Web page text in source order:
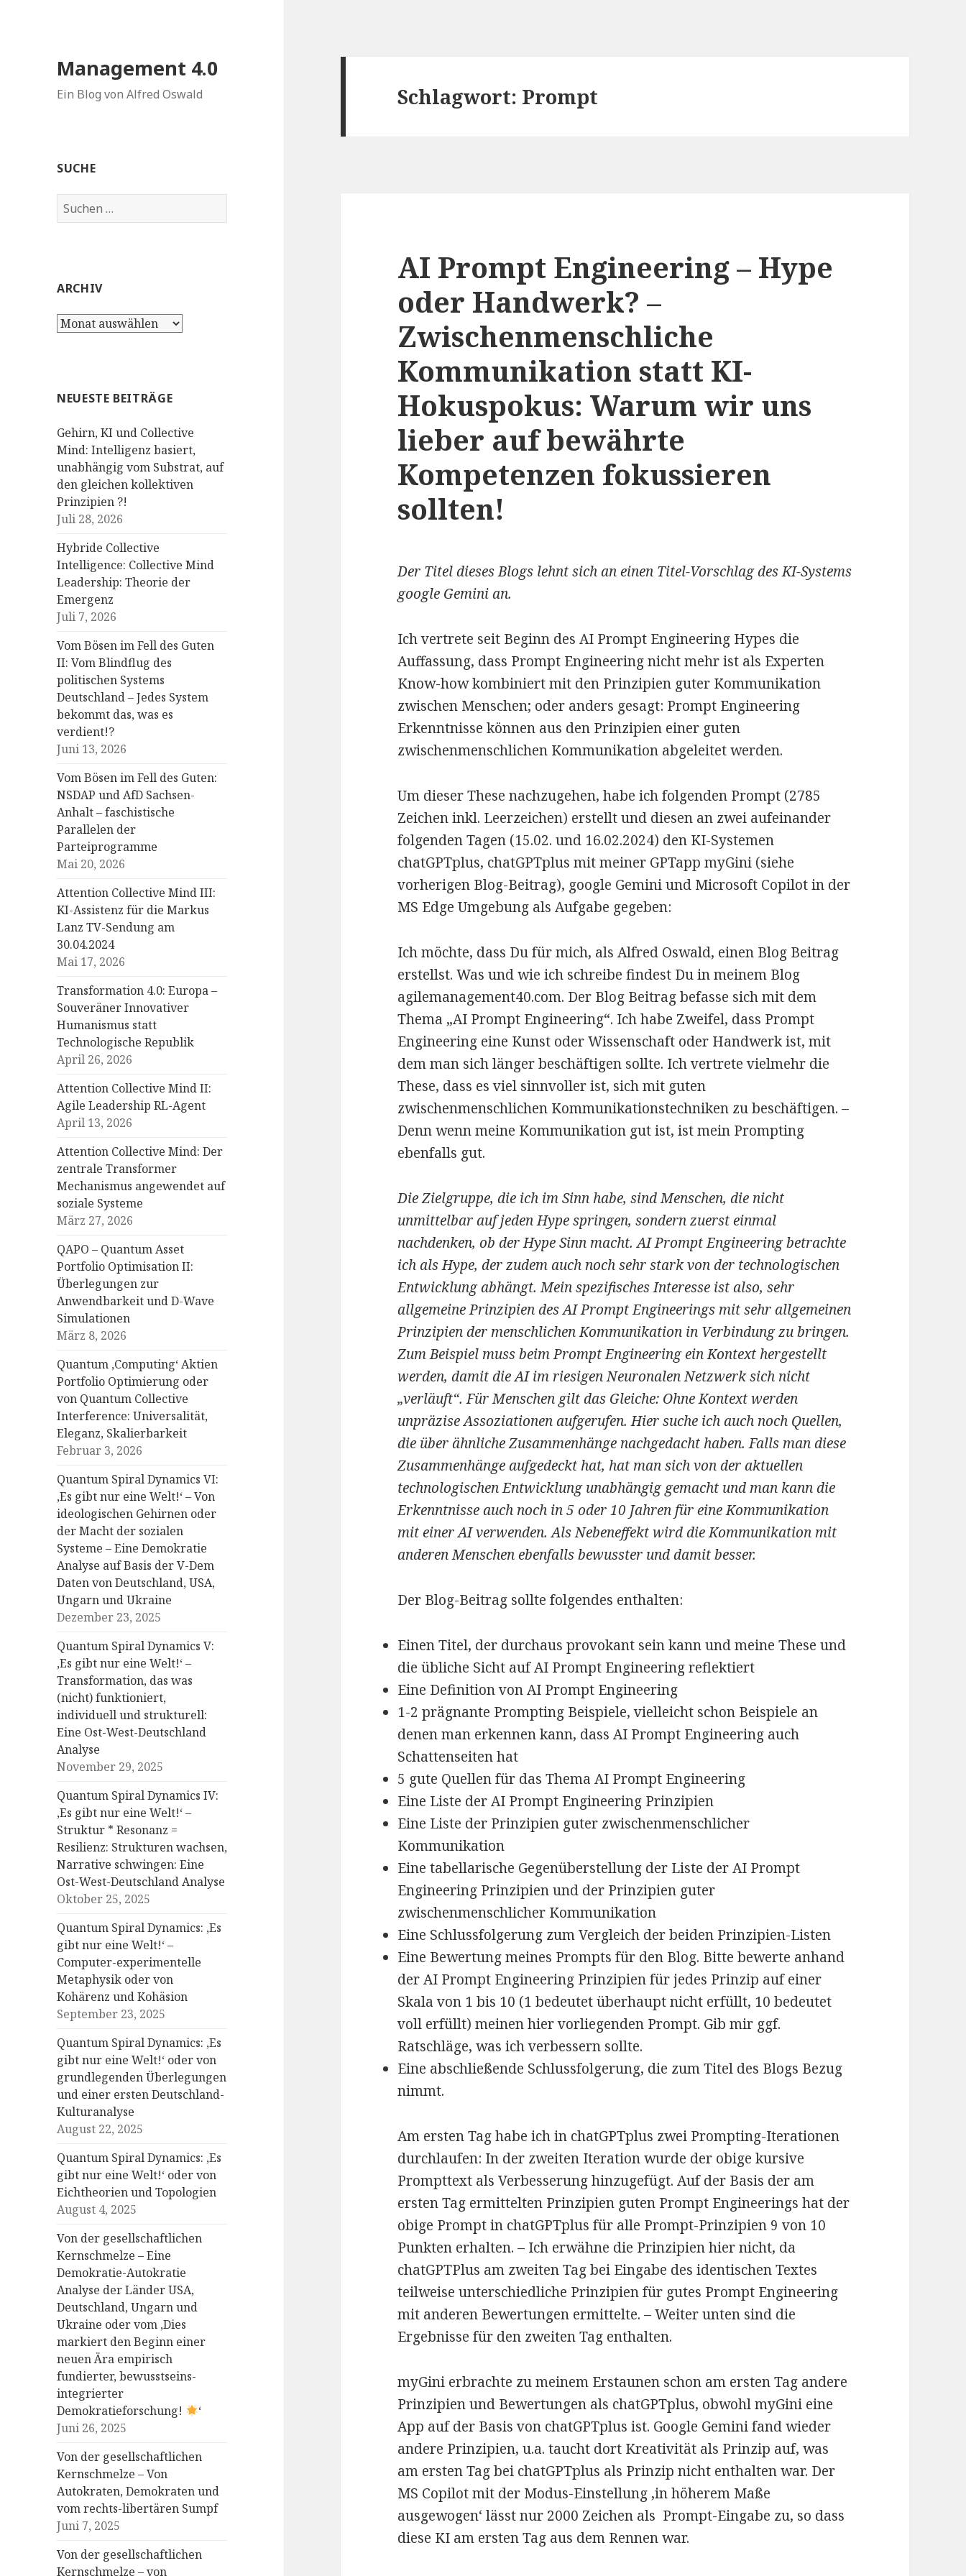
Management 4.0
Ein Blog von Alfred Oswald
SUCHE
Suchen
nach:
ARCHIV
Archiv
NEUESTE BEITRÄGE
Gehirn, KI und Collective
Mind: Intelligenz basiert,
unabhängig vom Substrat, auf
den gleichen kollektiven
Prinzipien ?!
Juli 28, 2026
Hybride Collective
Intelligence: Collective Mind
Leadership: Theorie der
Emergenz
Juli 7, 2026
Vom Bösen im Fell des Guten
II: Vom Blindflug des
politischen Systems
Deutschland – Jedes System
bekommt das, was es
verdient!?
Juni 13, 2026
Vom Bösen im Fell des Guten:
NSDAP und AfD Sachsen-
Anhalt – faschistische
Parallelen der
Parteiprogramme
Mai 20, 2026
Attention Collective Mind III:
KI-Assistenz für die Markus
Lanz TV-Sendung am
30.04.2024
Mai 17, 2026
Transformation 4.0: Europa –
Souveräner Innovativer
Humanismus statt
Technologische Republik
April 26, 2026
Attention Collective Mind II:
Agile Leadership RL-Agent
April 13, 2026
Attention Collective Mind: Der
zentrale Transformer
Mechanismus angewendet auf
soziale Systeme
März 27, 2026
QAPO – Quantum Asset
Portfolio Optimisation II:
Überlegungen zur
Anwendbarkeit und D-Wave
Simulationen
März 8, 2026
Quantum ‚Computing‘ Aktien
Portfolio Optimierung oder
von Quantum Collective
Interference: Universalität,
Eleganz, Skalierbarkeit
Februar 3, 2026
Quantum Spiral Dynamics VI:
‚Es gibt nur eine Welt!‘ – Von
ideologischen Gehirnen oder
der Macht der sozialen
Systeme – Eine Demokratie
Analyse auf Basis der V-Dem
Daten von Deutschland, USA,
Ungarn und Ukraine
Dezember 23, 2025
Quantum Spiral Dynamics V:
‚Es gibt nur eine Welt!‘ –
Transformation, das was
(nicht) funktioniert,
individuell und strukturell:
Eine Ost-West-Deutschland
Analyse
November 29, 2025
Quantum Spiral Dynamics IV:
‚Es gibt nur eine Welt!‘ –
Struktur * Resonanz =
Resilienz: Strukturen wachsen,
Narrative schwingen: Eine
Ost-West-Deutschland Analyse
Oktober 25, 2025
Quantum Spiral Dynamics: ‚Es
gibt nur eine Welt!‘ –
Computer-experimentelle
Metaphysik oder von
Kohärenz und Kohäsion
September 23, 2025
Quantum Spiral Dynamics: ‚Es
gibt nur eine Welt!‘ oder von
grundlegenden Überlegungen
und einer ersten Deutschland-
Kulturanalyse
August 22, 2025
Quantum Spiral Dynamics: ‚Es
gibt nur eine Welt!‘ oder von
Eichtheorien und Topologien
August 4, 2025
Von der gesellschaftlichen
Kernschmelze – Eine
Demokratie-Autokratie
Analyse der Länder USA,
Deutschland, Ungarn und
Ukraine oder vom ‚Dies
markiert den Beginn einer
neuen Ära empirisch
fundierter, bewusstseins-
integrierter
Demokratieforschung!
‘
Juni 26, 2025
Von der gesellschaftlichen
Kernschmelze – Von
Autokraten, Demokraten und
vom rechts-libertären Sumpf
Juni 7, 2025
Von der gesellschaftlichen
Kernschmelze – von
Schlagwort: Prompt
AI Prompt Engineering – Hype
oder Handwerk? –
Zwischenmenschliche
Kommunikation statt KI-
Hokuspokus: Warum wir uns
lieber auf bewährte
Kompetenzen fokussieren
sollten!
Der Titel dieses Blogs lehnt sich an einen Titel-Vorschlag des KI-Systems
google Gemini an.
Ich vertrete seit Beginn des AI Prompt Engineering Hypes die
Auffassung, dass Prompt Engineering nicht mehr ist als Experten
Know-how kombiniert mit den Prinzipien guter Kommunikation
zwischen Menschen; oder anders gesagt: Prompt Engineering
Erkenntnisse können aus den Prinzipien einer guten
zwischenmenschlichen Kommunikation abgeleitet werden.
Um dieser These nachzugehen, habe ich folgenden Prompt (2785
Zeichen inkl. Leerzeichen) erstellt und diesen an zwei aufeinander
folgenden Tagen (15.02. und 16.02.2024) den KI-Systemen
chatGPTplus, chatGPTplus mit meiner GPTapp myGini (siehe
vorherigen Blog-Beitrag), google Gemini und Microsoft Copilot in der
MS Edge Umgebung als Aufgabe gegeben:
Ich möchte, dass Du für mich, als Alfred Oswald, einen Blog Beitrag
erstellst. Was und wie ich schreibe findest Du in meinem Blog
agilemanagement40.com. Der Blog Beitrag befasse sich mit dem
Thema „AI Prompt Engineering“. Ich habe Zweifel, dass Prompt
Engineering eine Kunst oder Wissenschaft oder Handwerk ist, mit
dem man sich länger beschäftigen sollte. Ich vertrete vielmehr die
These, dass es viel sinnvoller ist, sich mit guten
zwischenmenschlichen Kommunikationstechniken zu beschäftigen. –
Denn wenn meine Kommunikation gut ist, ist mein Prompting
ebenfalls gut.
Die Zielgruppe, die ich im Sinn habe, sind Menschen, die nicht
unmittelbar auf jeden Hype springen, sondern zuerst einmal
nachdenken, ob der Hype Sinn macht. AI Prompt Engineering betrachte
ich als Hype, der zudem auch noch sehr stark von der technologischen
Entwicklung abhängt. Mein spezifisches Interesse ist also, sehr
allgemeine Prinzipien des AI Prompt Engineerings mit sehr allgemeinen
Prinzipien der menschlichen Kommunikation in Verbindung zu bringen.
Zum Beispiel muss beim Prompt Engineering ein Kontext hergestellt
werden, damit die AI im riesigen Neuronalen Netzwerk sich nicht
„verläuft“. Für Menschen gilt das Gleiche: Ohne Kontext werden
unpräzise Assoziationen aufgerufen. Hier suche ich auch noch Quellen,
die über ähnliche Zusammenhänge nachgedacht haben. Falls man diese
Zusammenhänge aufgedeckt hat, hat man sich von der aktuellen
technologischen Entwicklung unabhängig gemacht und man kann die
Erkenntnisse auch noch in 5 oder 10 Jahren für eine Kommunikation
mit einer AI verwenden. Als Nebeneffekt wird die Kommunikation mit
anderen Menschen ebenfalls bewusster und damit besser.
Der Blog-Beitrag sollte folgendes enthalten:
Einen Titel, der durchaus provokant sein kann und meine These und
die übliche Sicht auf AI Prompt Engineering reflektiert
Eine Definition von AI Prompt Engineering
1-2 prägnante Prompting Beispiele, vielleicht schon Beispiele an
denen man erkennen kann, dass AI Prompt Engineering auch
Schattenseiten hat
5 gute Quellen für das Thema AI Prompt Engineering
Eine Liste der AI Prompt Engineering Prinzipien
Eine Liste der Prinzipien guter zwischenmenschlicher
Kommunikation
Eine tabellarische Gegenüberstellung der Liste der AI Prompt
Engineering Prinzipien und der Prinzipien guter
zwischenmenschlicher Kommunikation
Eine Schlussfolgerung zum Vergleich der beiden Prinzipien-Listen
Eine Bewertung meines Prompts für den Blog. Bitte bewerte anhand
der AI Prompt Engineering Prinzipien für jedes Prinzip auf einer
Skala von 1 bis 10 (1 bedeutet überhaupt nicht erfüllt, 10 bedeutet
voll erfüllt) meinen hier vorliegenden Prompt. Gib mir ggf.
Ratschläge, was ich verbessern sollte.
Eine abschließende Schlussfolgerung, die zum Titel des Blogs Bezug
nimmt.
Am ersten Tag habe ich in chatGPTplus zwei Prompting-Iterationen
durchlaufen: In der zweiten Iteration wurde der obige kursive
Prompttext als Verbesserung hinzugefügt. Auf der Basis der am
ersten Tag ermittelten Prinzipien guten Prompt Engineerings hat der
obige Prompt in chatGPTplus für alle Prompt-Prinzipien 9 von 10
Punkten erhalten. – Ich erwähne die Prinzipien hier nicht, da
chatGPTPlus am zweiten Tag bei Eingabe des identischen Textes
teilweise unterschiedliche Prinzipien für gutes Prompt Engineering
mit anderen Bewertungen ermittelte. – Weiter unten sind die
Ergebnisse für den zweiten Tag enthalten.
myGini erbrachte zu meinem Erstaunen schon am ersten Tag andere
Prinzipien und Bewertungen als chatGPTplus, obwohl myGini eine
App auf der Basis von chatGPTplus ist. Google Gemini fand wieder
andere Prinzipien, u.a. taucht dort Kreativität als Prinzip auf, was
am ersten Tag bei chatGPTplus als Prinzip nicht enthalten war. Der
MS Copilot mit der Modus-Einstellung ‚in höherem Maße
ausgewogen‘ lässt nur 2000 Zeichen als Prompt-Eingabe zu, so dass
diese KI am ersten Tag aus dem Rennen war.